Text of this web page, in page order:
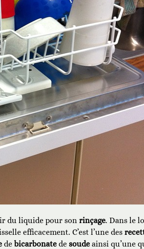
du liquide pour son rinçage. Dans le
efficacement. C’est l’une des
de bicarbonate de soude ainsi qu’une